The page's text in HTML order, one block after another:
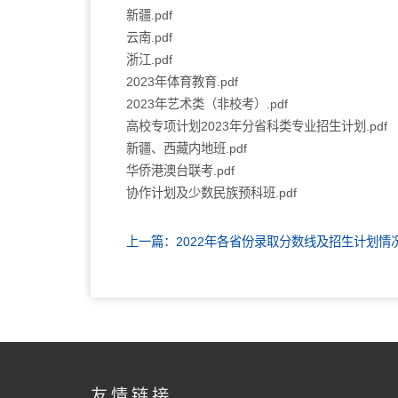
新疆.pdf
云南.pdf
浙江.pdf
2023年体育教育.pdf
2023年艺术类（非校考）.pdf
高校专项计划2023年分省科类专业招生计划.pdf
新疆、西藏内地班.pdf
华侨港澳台联考.pdf
协作计划及少数民族预科班.pdf
上一篇：2022年各省份录取分数线及招生计划情